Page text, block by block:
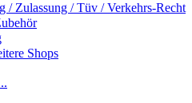
Zulassung / Tüv / Verkehrs-Recht
Shops